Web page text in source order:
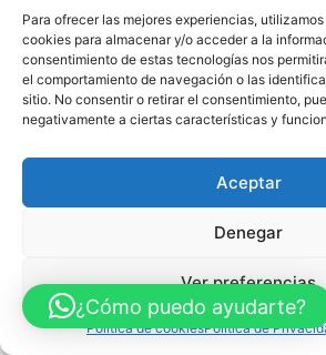
Para ofrecer las mejores experiencias,
cookies para almacenar y/o acceder a la
consentimiento de estas tecnologías nos
el comportamiento de navegación o las
sitio. No consentir o retirar el consentimiento,
negativamente a ciertas características y
Aceptar
Denegar
Ver preferencias
Política de cookiesPolítica de
¿Cómo puedo ayudarte?